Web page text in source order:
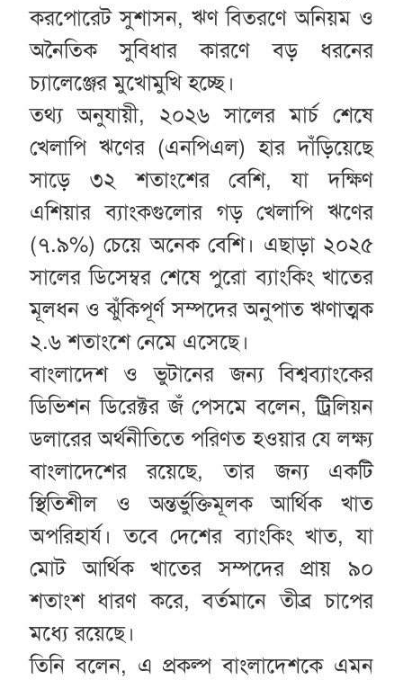
করপোরেট সুশাসন, ঋণ বিতরণে অনিয়ম ও
অনৈতিক সুবিধার কারণে বড় ধরনের
চ্যালেঞ্জের মুখোমুখি হচ্ছে।
তথ্য অনুযায়ী, ২০২৬ সালের মার্চ শেষে
খেলাপি ঋণের (এনপিএল) হার দাঁড়িয়েছে
সাড়ে ৩২ শতাংশের বেশি, যা দক্ষিণ
এশিয়ার ব্যাংকগুলোর গড় খেলাপি ঋণের
(৭.৯%) চেয়ে অনেক বেশি। এছাড়া ২০২৫
সালের ডিসেম্বর শেষে পুরো ব্যাংকিং খাতের
মূলধন ও ঝুঁকিপূর্ণ সম্পদের অনুপাত ঋণাত্মক
২.৬ শতাংশে নেমে এসেছে।
বাংলাদেশ ও ভুটানের জন্য বিশ্বব্যাংকের
ডিভিশন ডিরেক্টর জঁ পেসমে বলেন, ট্রিলিয়ন
ডলারের অর্থনীতিতে পরিণত হওয়ার যে লক্ষ্য
বাংলাদেশের রয়েছে, তার জন্য একটি
স্থিতিশীল ও অন্তর্ভুক্তিমূলক আর্থিক খাত
অপরিহার্য। তবে দেশের ব্যাংকিং খাত, যা
মোট আর্থিক খাতের সম্পদের প্রায় ৯০
শতাংশ ধারণ করে, বর্তমানে তীব্র চাপের
মধ্যে রয়েছে।
তিনি বলেন, এ প্রকল্প বাংলাদেশকে এমন